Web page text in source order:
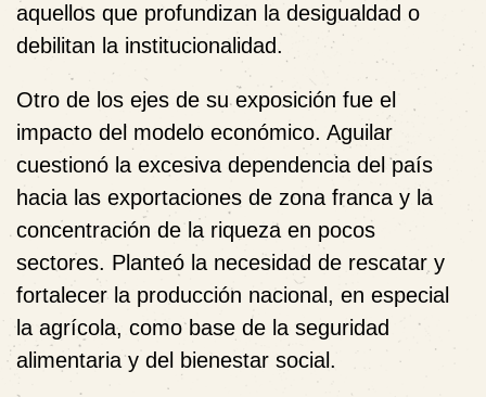
aquellos que profundizan la desigualdad o
debilitan la institucionalidad.
Otro de los ejes de su exposición fue el
impacto del modelo económico. Aguilar
cuestionó la excesiva dependencia del país
hacia las exportaciones de zona franca y la
concentración de la riqueza en pocos
sectores. Planteó la necesidad de rescatar y
fortalecer la producción nacional , en especial
la agrícola, como base de la seguridad
alimentaria y del bienestar social.